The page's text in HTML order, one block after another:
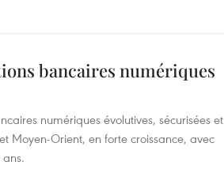
bancaires numériques
numériques évolutives, sécurisées et
Moyen-Orient, en forte croissance, avec